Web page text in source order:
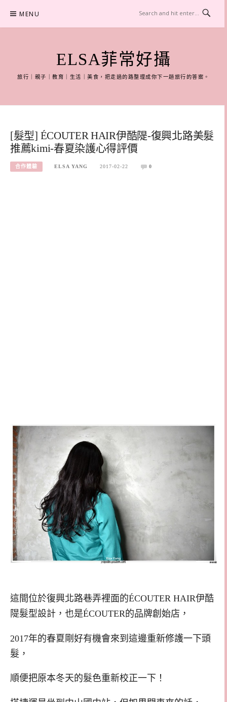
content
MENU
ELSA菲常好攝
旅行｜親子｜教育｜生活｜美食，把走過的路整理成你下一趟旅行的答案。
[髮型] ÉCOUTER HAIR伊酷隄-復興北路美髮
推薦kimi-春夏染護心得評價
合作體驗 ELSA YANG 2017-02-22 0
這間位於復興北路巷弄裡面的ÉCOUTER HAIR伊酷
隄髮型設計，也是ÉCOUTER的品牌創始店，
2017年的春夏剛好有機會來到這邊重新修護一下頭
髮，
順便把原本冬天的髮色重新校正一下！